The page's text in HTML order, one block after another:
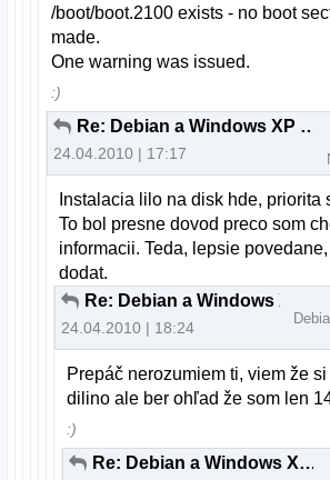
/boot/boot.2100 exists - no boot
made.
One warning was issued.
:)
Re: Debian a Windows XP cez LILO
24.04.2010 | 17:17
Instalacia lilo na disk hde, priorita
To bol presne dovod preco som
informacii. Teda, lepsie
dodat.
24.04.2010 | 18:24
Prepáč nerozumiem ti, viem že
dilino ale ber ohľad že som len
:)
Re: Debian a Windows XP cez LILO